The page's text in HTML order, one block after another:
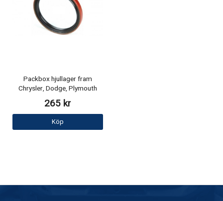
Packbox hjullager fram
Chrysler, Dodge, Plymouth
265 kr
Köp